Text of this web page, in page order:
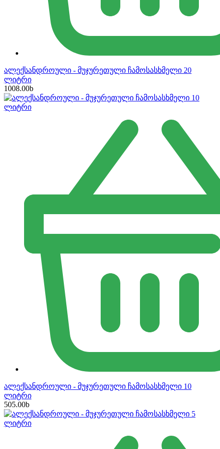
ალექსანდროული - მუჯურეთული ჩამოსასხმელი 20
ლიტრი
1008.00b
ალექსანდროული - მუჯურეთული ჩამოსასხმელი 10
ლიტრი
505.00b